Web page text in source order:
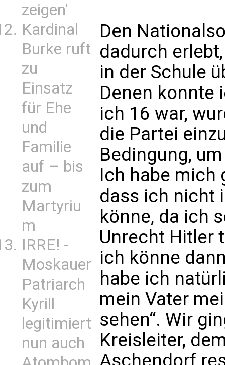
zeigen'
Kardinal
Burke ruft
zu
Einsatz
für Ehe
und
Familie
auf – bis
zum
Martyriu
m
IRRE! -
Moskauer
Patriarch
Kyrill
legitimiert
nun auch
Den
dadurch
in der Schule
Denen konnte
ich 16 war,
die Partei
Bedingung,
Ich habe mich
dass ich nicht
könne, da ich
Unrecht Hitler
ich könne
habe ich
mein Vater
sehen“. Wir
Kreisleiter,